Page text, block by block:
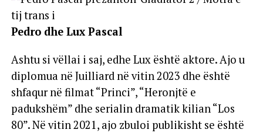
Pedro dhe Lux Pascal
Ashtu si vëllai i saj, edhe Lux është aktore. Ajo u
diplomua në Juilliard në vitin 2023 dhe është
shfaqur në filmat “Princi”, “Heronjtë e
padukshëm” dhe serialin dramatik kilian “Los
80”. Në vitin 2021, ajo zbuloi publikisht se është